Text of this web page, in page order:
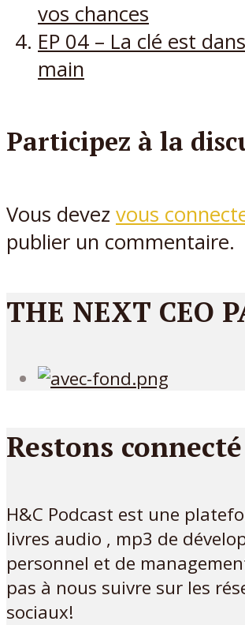
vos chances
EP 04 – La clé est
main
Participez à la
Vous devez vous
publier un commentaire.
THE NEXT CEO
Restons
H&C Podcast est une
livres audio , mp3 de
personnel et de
pas à nous suivre sur les
sociaux!